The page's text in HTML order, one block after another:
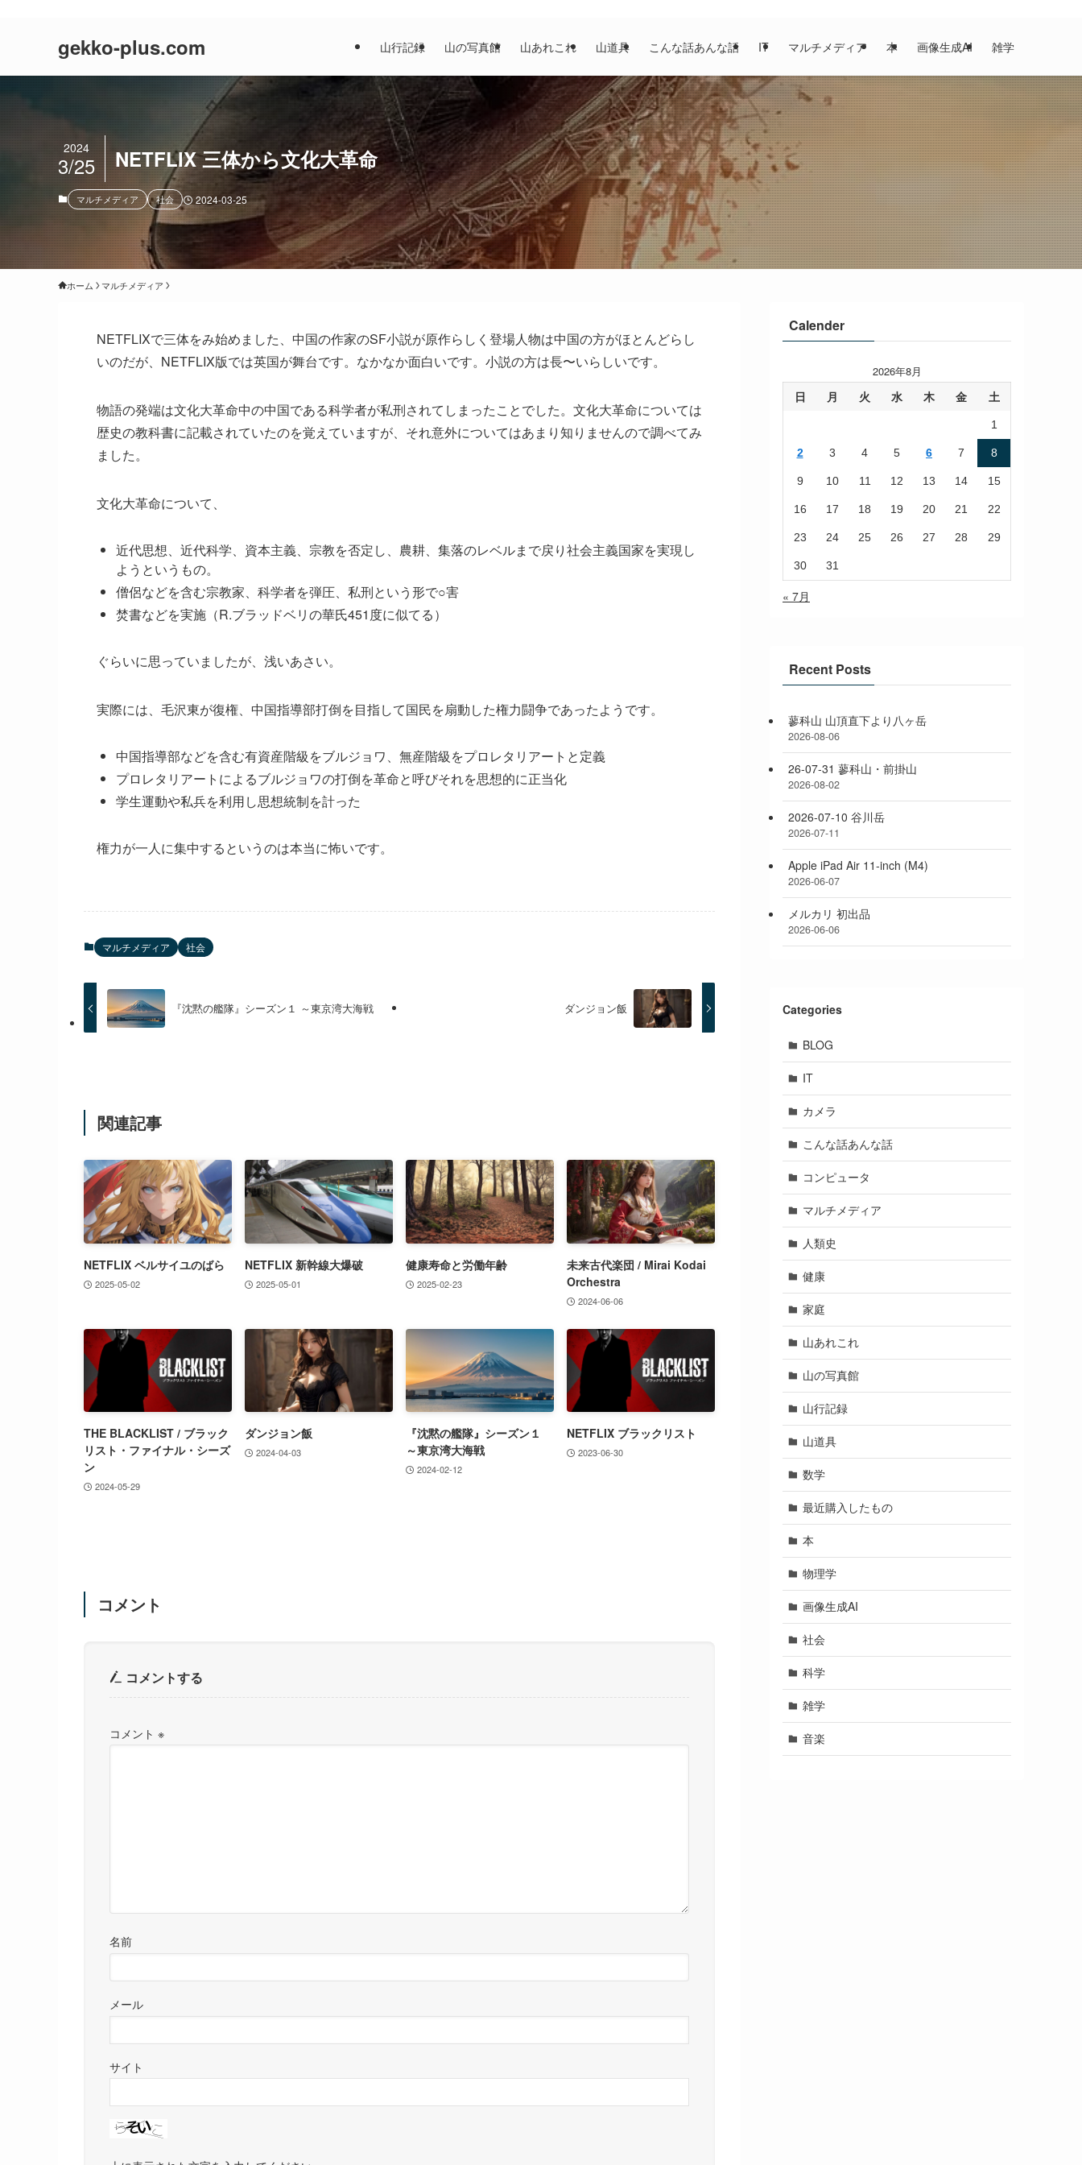
gekko-plus.com 山行記録 山の写真館 山あれこれ 山道具 こんな話あんな話 IT マルチメディア 本 画像生成AI 雑学
NETFLIX 三体から文化大革命
2024
3/25
マルチメディア 社会 2024-03-25
ホーム マルチメディア
NETFLIXで三体をみ始めました、中国の作家のSF小説が原作らしく登場人物は中国の方がほとんどらし
いのだが、NETFLIX版では英国が舞台です。なかなか面白いです。小説の方は長〜いらしいです。
物語の発端は文化大革命中の中国である科学者が私刑されてしまったことでした。文化大革命については
歴史の教科書に記載されていたのを覚えていますが、それ意外についてはあまり知りませんので調べてみ
ました。
文化大革命について、
近代思想、近代科学、資本主義、宗教を否定し、農耕、集落のレベルまで戻り社会主義国家を実現し
ようというもの。
僧侶などを含む宗教家、科学者を弾圧、私刑という形で○害
焚書などを実施（R.ブラッドベリの華氏451度に似てる）
ぐらいに思っていましたが、浅いあさい。
実際には、毛沢東が復権、中国指導部打倒を目指して国民を扇動した権力闘争であったようです。
中国指導部などを含む有資産階級をブルジョワ、無産階級をプロレタリアートと定義
プロレタリアートによるブルジョワの打倒を革命と呼びそれを思想的に正当化
学生運動や私兵を利用し思想統制を計った
権力が一人に集中するというのは本当に怖いです。
マルチメディア 社会
『沈黙の艦隊』シーズン１ ～東京湾大海戦 ダンジョン飯
関連記事
NETFLIX ベルサイユのばら
2025-05-02
NETFLIX 新幹線大爆破
2025-05-01
健康寿命と労働年齢
2025-02-23
未来古代楽団 / Mirai Kodai
Orchestra
2024-06-06
THE BLACKLIST / ブラック
リスト・ファイナル・シーズ
ン
2024-05-29
ダンジョン飯
2024-04-03
『沈黙の艦隊』シーズン１
～東京湾大海戦
2024-02-12
NETFLIX ブラックリスト
2023-06-30
コメント
コメントする
コメント ※
名前
メール
サイト
Calender
2026年8月
日 月 火 水 木 金 土
1
2 3 4 5 6 7 8
9 10 11 12 13 14 15
16 17 18 19 20 21 22
23 24 25 26 27 28 29
30 31
« 7月
Recent Posts
蓼科山 山頂直下より八ヶ岳
2026-08-06
26-07-31 蓼科山・前掛山
2026-08-02
2026-07-10 谷川岳
2026-07-11
Apple iPad Air 11-inch (M4)
2026-06-07
メルカリ 初出品
2026-06-06
Categories
BLOG
IT
カメラ
こんな話あんな話
コンピュータ
マルチメディア
人類史
健康
家庭
山あれこれ
山の写真館
山行記録
山道具
数学
最近購入したもの
本
物理学
画像生成AI
社会
科学
雑学
音楽